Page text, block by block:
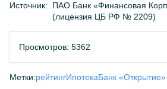
Источник:
ПАО Банк «Финансовая
(лицензия ЦБ РФ № 2209)
Просмотров: 5362
Метки:рейтингИпотекаБанк «Открытие»